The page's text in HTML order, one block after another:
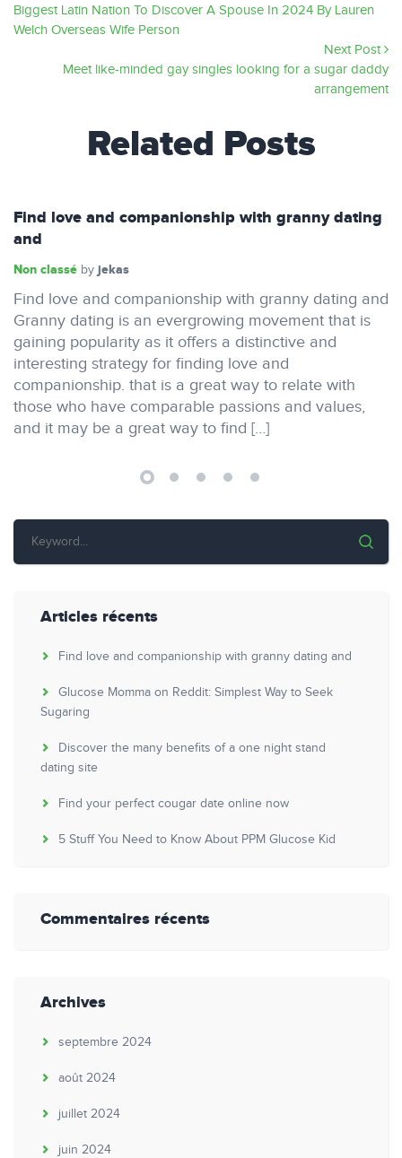
Biggest Latin Nation To Discover A Spouse In 2024 By Lauren
Welch Overseas Wife Person
Next Post
Meet like-minded gay singles looking for a sugar daddy
arrangement
Related Posts
Find love and companionship with granny dating
and
Non classé by jekas
Find love and companionship with granny dating and
Granny dating is an evergrowing movement that is
gaining popularity as it offers a distinctive and
interesting strategy for finding love and
companionship. that is a great way to relate with
those who have comparable passions and values,
and it may be a great way to find […]
Articles récents
Find love and companionship with granny dating and
Glucose Momma on Reddit: Simplest Way to Seek
Sugaring
Discover the many benefits of a one night stand
dating site
Find your perfect cougar date online now
5 Stuff You Need to Know About PPM Glucose Kid
Commentaires récents
Archives
septembre 2024
août 2024
juillet 2024
juin 2024